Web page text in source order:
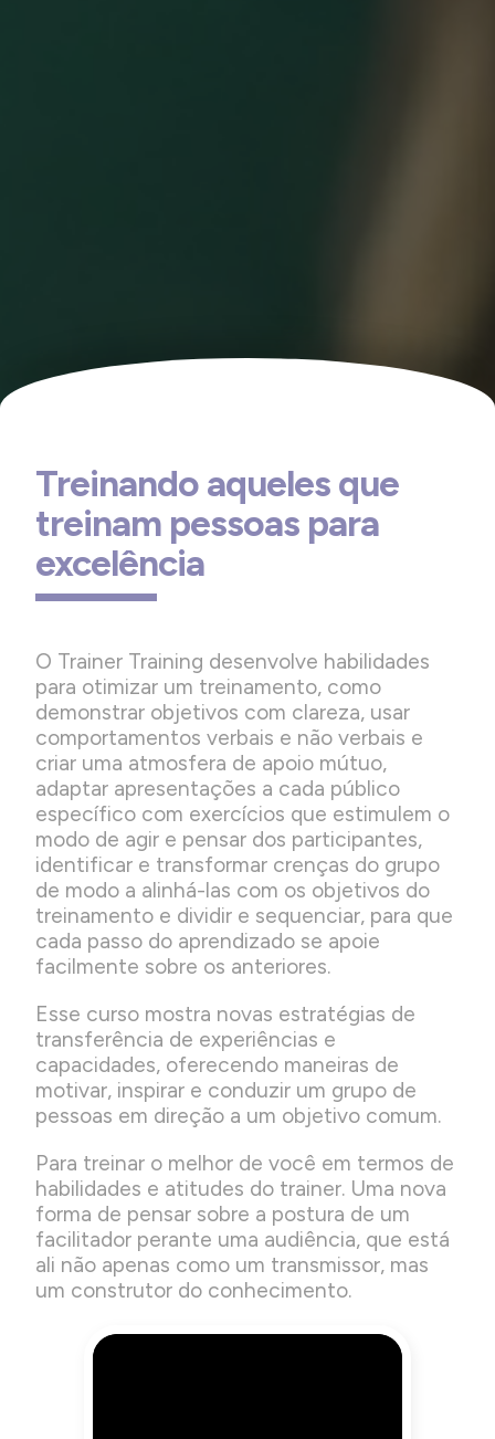
Treinando aqueles que
treinam pessoas para
excelência
O Trainer Training desenvolve habilidades
para otimizar um treinamento, como
demonstrar objetivos com clareza, usar
comportamentos verbais e não verbais e
criar uma atmosfera de apoio mútuo,
adaptar apresentações a cada público
específico com exercícios que estimulem o
modo de agir e pensar dos participantes,
identificar e transformar crenças do grupo
de modo a alinhá-las com os objetivos do
treinamento e dividir e sequenciar, para que
cada passo do aprendizado se apoie
facilmente sobre os anteriores.
Esse curso mostra novas estratégias de
transferência de experiências e
capacidades, oferecendo maneiras de
motivar, inspirar e conduzir um grupo de
pessoas em direção a um objetivo comum.
Para treinar o melhor de você em termos de
habilidades e atitudes do trainer. Uma nova
forma de pensar sobre a postura de um
facilitador perante uma audiência, que está
ali não apenas como um transmissor, mas
um construtor do conhecimento.